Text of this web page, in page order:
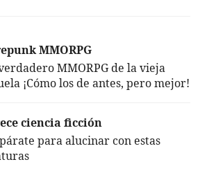
MMORPG
MMORPG de la vieja
¡Cómo los de antes, pero mejor!
ciencia ficción
para alucinar con estas